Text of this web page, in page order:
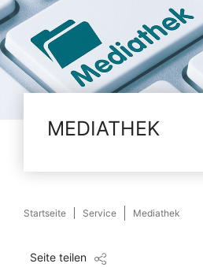
MEDIATHEK
Startseite Service Mediathek
Seite teilen